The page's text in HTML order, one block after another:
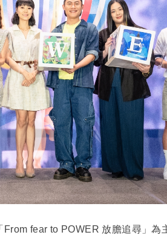
fear to POWER 放膽追尋」為